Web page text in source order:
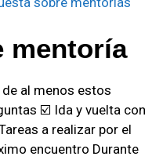
mentoría
al menos estos
☑️ Ida y vuelta con
a realizar por el
encuentro Durante